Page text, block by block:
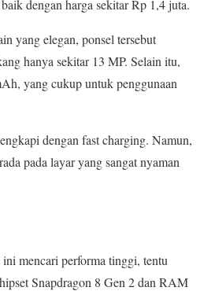
dengan harga sekitar Rp 1,4 juta.
yang elegan, ponsel tersebut
hanya sekitar 13 MP. Selain itu,
yang cukup untuk penggunaan
dengan fast charging. Namun,
pada layar yang sangat nyaman
mencari performa tinggi, tentu
Snapdragon 8 Gen 2 dan RAM